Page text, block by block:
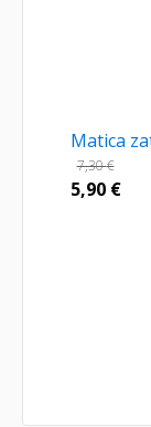
Matica
7,30€
5,90 €